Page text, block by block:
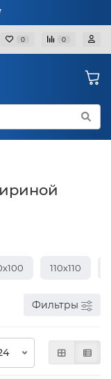
0 0
110х110
Фильтры